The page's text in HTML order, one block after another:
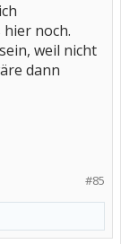
noch.
weil nicht
dann
#85